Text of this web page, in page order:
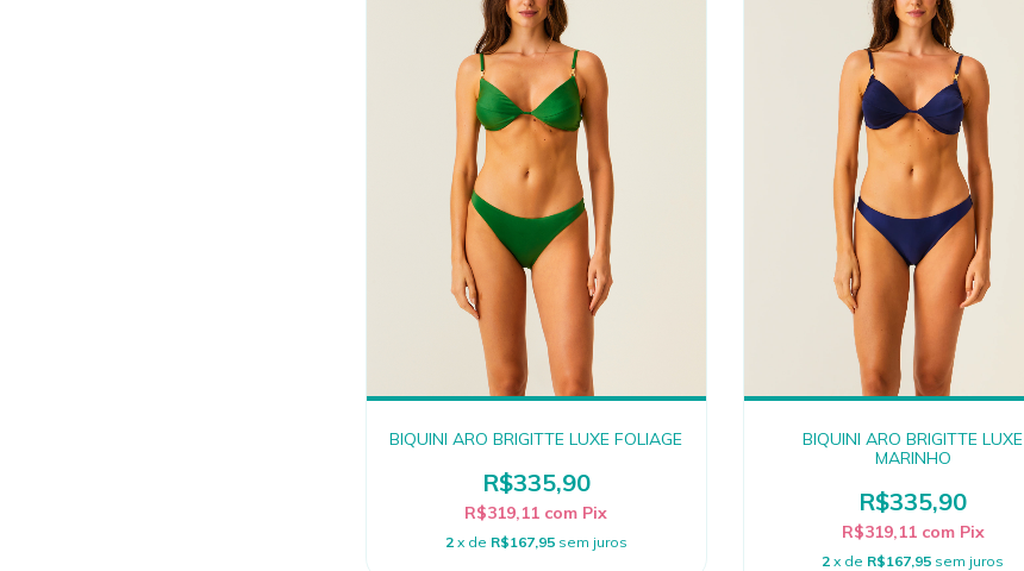
BIQUINI ARO BRIGITTE LUXE FOLIAGE
R$335,90
R$319,11 com Pix
2 x de R$167,95 sem juros
BIQUINI ARO BRIGITTE LUXE
MARINHO
R$335,90
R$319,11 com Pix
2 x de R$167,95 sem juros